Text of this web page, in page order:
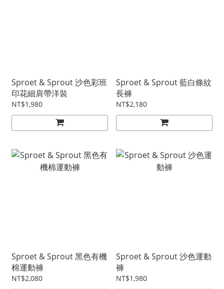
Sproet & Sprout 沙色彩班
印花細肩帶洋裝
NT$1,980
Sproet & Sprout 藍白條紋
長褲
NT$2,180
Sproet & Sprout 黑色有機
棉運動褲
NT$2,080
Sproet & Sprout 沙色運動
褲
NT$1,980